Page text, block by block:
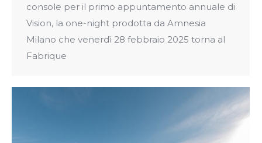
console per il primo appuntamento annuale di
Vision, la one-night prodotta da Amnesia
Milano che venerdì 28 febbraio 2025 torna al
Fabrique